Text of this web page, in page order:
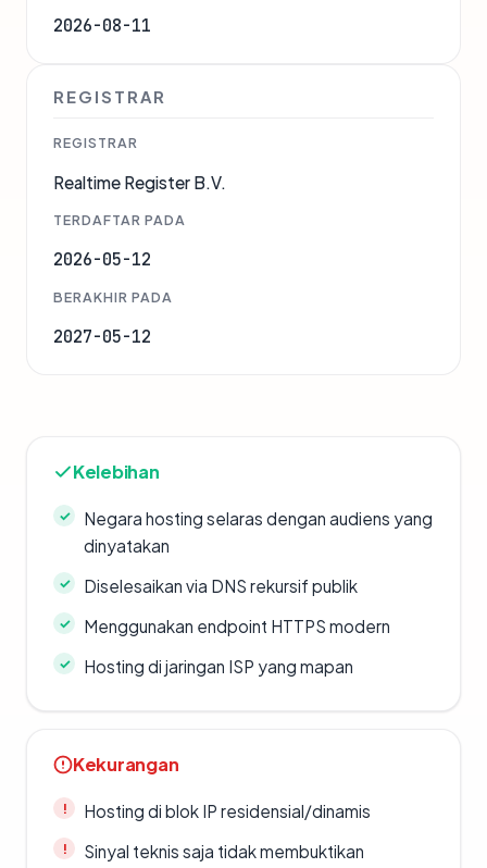
2026-08-11
REGISTRAR
REGISTRAR
Realtime Register B.V.
TERDAFTAR PADA
2026-05-12
BERAKHIR PADA
2027-05-12
Kelebihan
Negara hosting selaras dengan audiens yang
dinyatakan
Diselesaikan via DNS rekursif publik
Menggunakan endpoint HTTPS modern
Hosting di jaringan ISP yang mapan
Kekurangan
Hosting di blok IP residensial/dinamis
Sinyal teknis saja tidak membuktikan